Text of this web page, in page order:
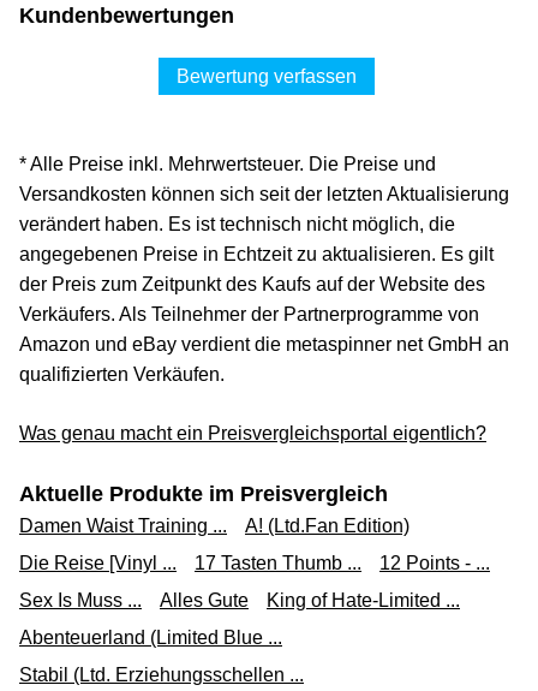
Kundenbewertungen
Bewertung verfassen
* Alle Preise inkl. Mehrwertsteuer. Die Preise und
Versandkosten können sich seit der letzten Aktualisierung
verändert haben. Es ist technisch nicht möglich, die
angegebenen Preise in Echtzeit zu aktualisieren. Es gilt
der Preis zum Zeitpunkt des Kaufs auf der Website des
Verkäufers. Als Teilnehmer der Partnerprogramme von
Amazon und eBay verdient die metaspinner net GmbH an
qualifizierten Verkäufen.
Was genau macht ein Preisvergleichsportal eigentlich?
Aktuelle Produkte im Preisvergleich
Damen Waist Training ...
A! (Ltd.Fan Edition)
Die Reise [Vinyl ...
17 Tasten Thumb ...
12 Points - ...
Sex Is Muss ...
Alles Gute
King of Hate-Limited ...
Abenteuerland (Limited Blue ...
Stabil (Ltd. Erziehungsschellen ...